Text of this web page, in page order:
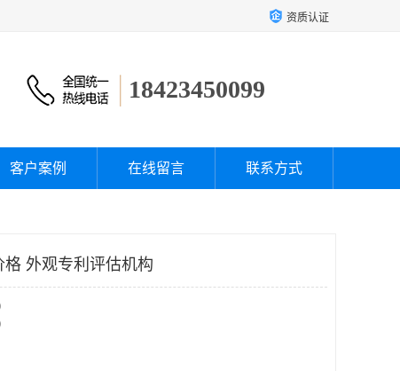
资质认证
18423450099
客户案例 在线留言 联系方式
外观专利评估机构